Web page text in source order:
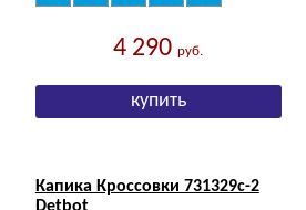
4 290руб.
Капика Кроссовки 731329с-2